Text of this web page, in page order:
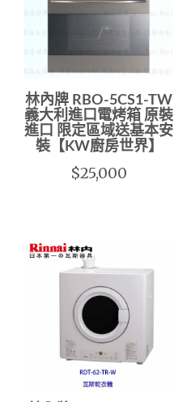
林內牌 RBO-5CS1-TW
義大利進口電烤箱 原裝
進口 限定區域送基本安
裝【KW廚房世界】
$25,000